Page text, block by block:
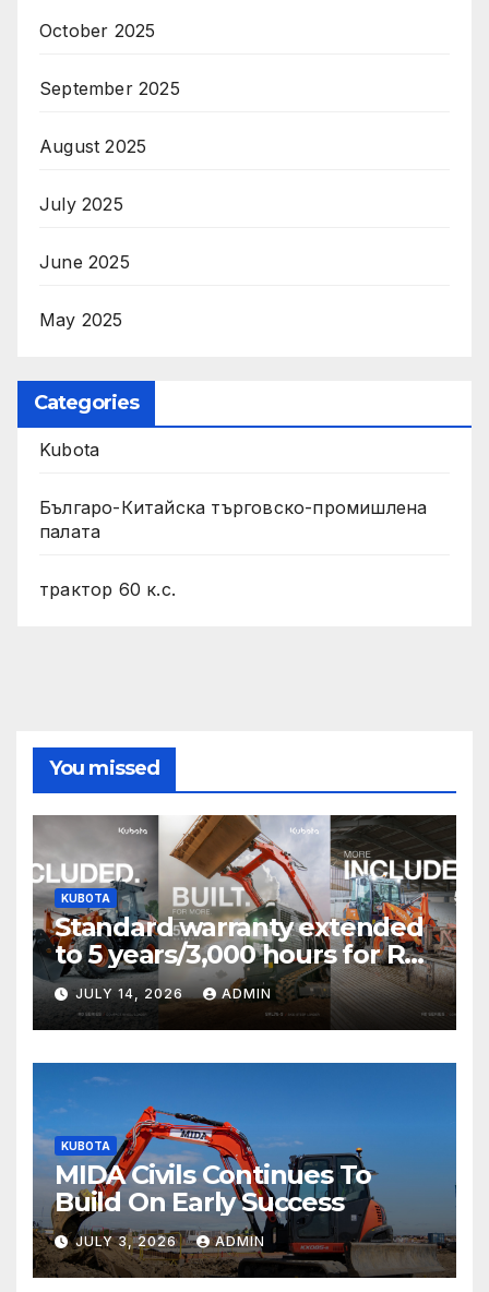
October 2025
September 2025
August 2025
July 2025
June 2025
May 2025
Categories
Kubota
Българо-Китайска търговско-промишлена
палата
трактор 60 к.с.
You missed
KUBOTA
Standard warranty extended
to 5 years/3,000 hours for R0
Series and SVL75-3 T&Cs
JULY 14, 2026 ADMIN
KUBOTA
MIDA Civils Continues To
Build On Early Success
JULY 3, 2026 ADMIN